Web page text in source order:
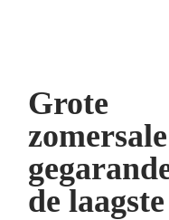
Grote
de